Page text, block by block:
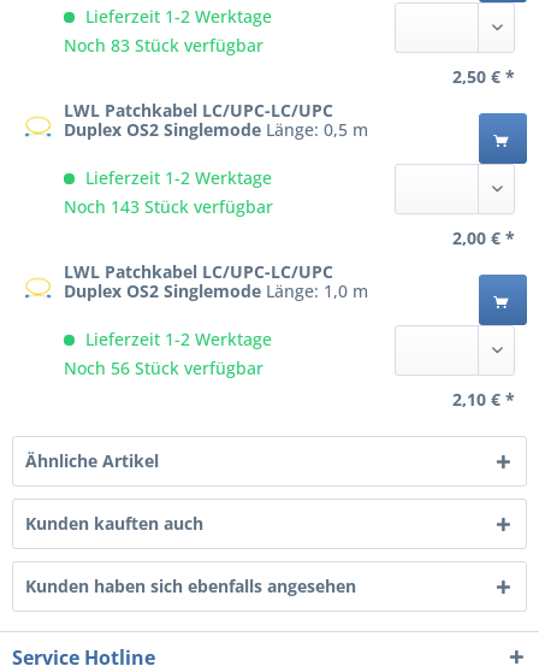
Lieferzeit 1-2 Werktage
Noch 83 Stück verfügbar
2,50 € *
LWL Patchkabel LC/UPC-LC/UPC
Duplex OS2 SinglemodeLänge: 0,5 m
Lieferzeit 1-2 Werktage
Noch 143 Stück verfügbar
2,00 € *
LWL Patchkabel LC/UPC-LC/UPC
Duplex OS2 SinglemodeLänge: 1,0 m
Lieferzeit 1-2 Werktage
Noch 56 Stück verfügbar
2,10 € *
Ähnliche Artikel
Kunden kauften auch
Kunden haben sich ebenfalls angesehen
Service Hotline